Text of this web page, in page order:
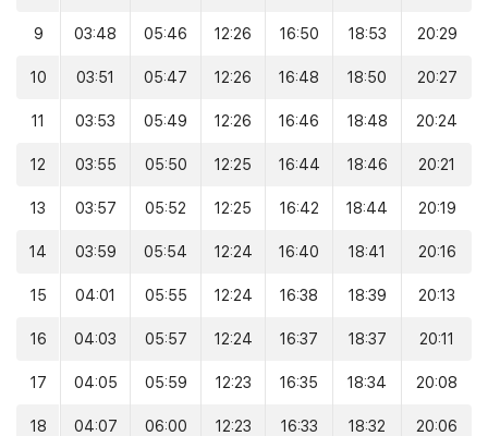
9 03:48 05:46 12:26 16:50 18:53 20:29
10 03:51 05:47 12:26 16:48 18:50 20:27
11 03:53 05:49 12:26 16:46 18:48 20:24
12 03:55 05:50 12:25 16:44 18:46 20:21
13 03:57 05:52 12:25 16:42 18:44 20:19
14 03:59 05:54 12:24 16:40 18:41 20:16
15 04:01 05:55 12:24 16:38 18:39 20:13
16 04:03 05:57 12:24 16:37 18:37 20:11
17 04:05 05:59 12:23 16:35 18:34 20:08
18 04:07 06:00 12:23 16:33 18:32 20:06